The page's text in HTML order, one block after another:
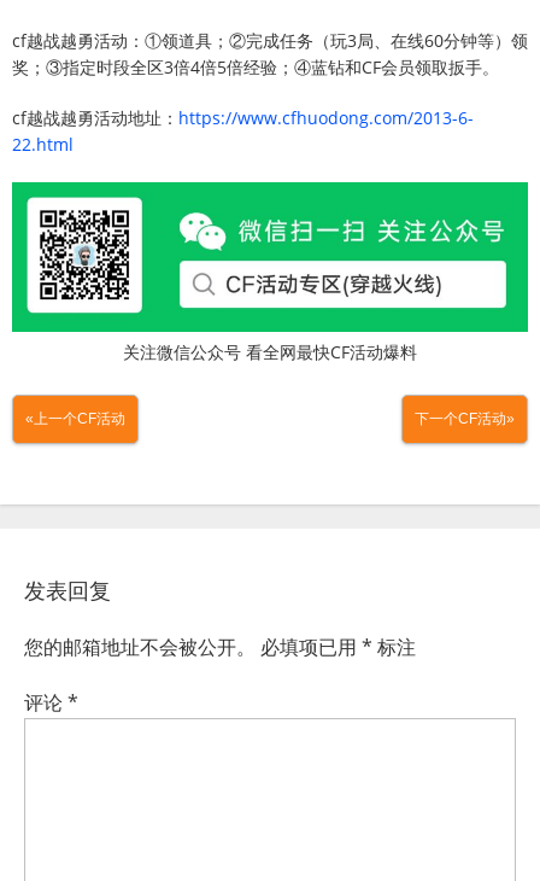
cf越战越勇活动：①领道具；②完成任务（玩3局、在线60分钟等）领
奖；③指定时段全区3倍4倍5倍经验；④蓝钻和CF会员领取扳手。
cf越战越勇活动地址： https://www.cfhuodong.com/2013-6-
22.html
关注微信公众号 看全网最快CF活动爆料
«上一个CF活动 下一个CF活动»
发表回复
您的邮箱地址不会被公开。 必填项已用 * 标注
评论*